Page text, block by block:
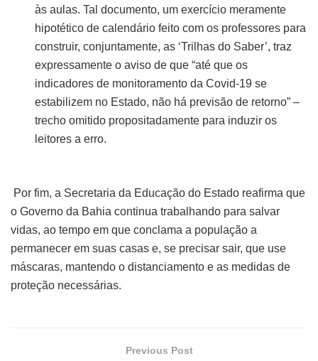
às aulas. Tal documento, um exercício meramente
hipotético de calendário feito com os professores para
construir, conjuntamente, as ‘Trilhas do Saber’, traz
expressamente o aviso de que “até que os
indicadores de monitoramento da Covid-19 se
estabilizem no Estado, não há previsão de retorno” –
trecho omitido propositadamente para induzir os
leitores a erro.
Por fim, a Secretaria da Educação do Estado reafirma que
o Governo da Bahia continua trabalhando para salvar
vidas, ao tempo em que conclama a população a
permanecer em suas casas e, se precisar sair, que use
máscaras, mantendo o distanciamento e as medidas de
proteção necessárias.
Previous Post